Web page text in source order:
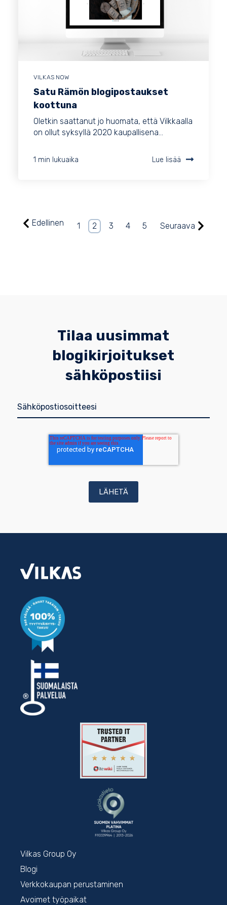
VILKAS NOW
Satu Rämön blogipostaukset
koottuna
Oletkin saattanut jo huomata, että Vilkkaalla
on ollut syksyllä 2020 kaupallisena...
1 min lukuaika Lue lisää
Edellinen 1 2 3 4 5 Seuraava
Tilaa uusimmat
blogikirjoitukset
sähköpostiisi
Vilkas Group Oy
Blogi
Verkkokaupan perustaminen
Avoimet työpaikat